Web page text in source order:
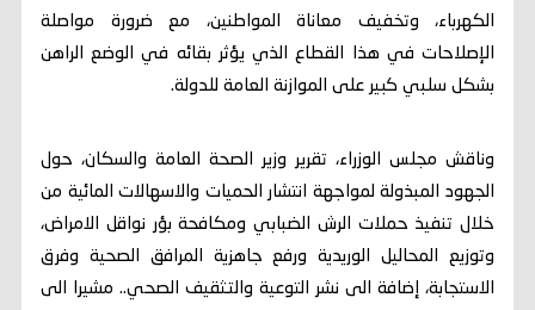
الكهرباء، وتخفيف معاناة المواطنين، مع ضرورة مواصلة
الإصلاحات في هذا القطاع الذي يؤثر بقائه في الوضع الراهن
بشكل سلبي كبير على الموازنة العامة للدولة.
وناقش مجلس الوزراء، تقرير وزير الصحة العامة والسكان، حول
الجهود المبذولة لمواجهة انتشار الحميات والاسهالات المائية من
خلال تنفيذ حملات الرش الضبابي ومكافحة بؤر نواقل الامراض،
وتوزيع المحاليل الوريدية ورفع جاهزية المرافق الصحية وفرق
الاستجابة، إضافة الى نشر التوعية والتثقيف الصحي.. مشيرا الى